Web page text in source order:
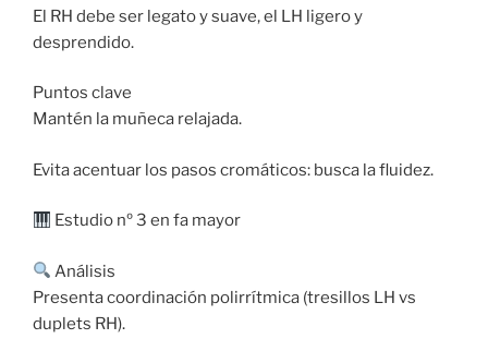
El RH debe ser legato y suave, el LH ligero y
desprendido.
Puntos clave
Mantén la muñeca relajada.
Evita acentuar los pasos cromáticos: busca la fluidez.
Estudio nº 3 en fa mayor
Análisis
Presenta coordinación polirrítmica (tresillos LH vs
duplets RH).